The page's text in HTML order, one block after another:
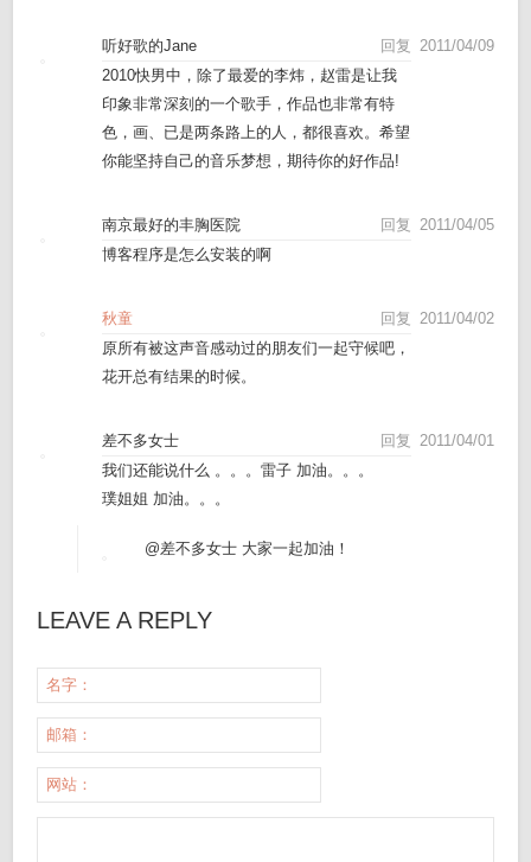
2011/04/09
听好歌的Jane
回复
2010快男中，除了最爱的李炜，赵雷是让我
印象非常深刻的一个歌手，作品也非常有特
色，画、已是两条路上的人，都很喜欢。希望
你能坚持自己的音乐梦想，期待你的好作品!
2011/04/05
南京最好的丰胸医院
回复
博客程序是怎么安装的啊
2011/04/02
秋童
回复
原所有被这声音感动过的朋友们一起守候吧，
花开总有结果的时候。
2011/04/01
差不多女士
回复
我们还能说什么 。。。雷子 加油。。。
璞姐姐 加油。。。
@差不多女士 大家一起加油！
LEAVE A REPLY
名字：
邮箱：
网站：